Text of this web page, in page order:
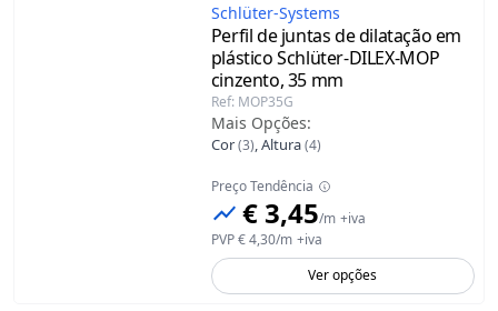
Schlüter-Systems
Perfil de juntas de dilatação em
plástico Schlüter-DILEX-MOP
cinzento, 35 mm
Ref: MOP35G
Mais Opções:
Cor(3),Altura(4)
Preço Tendência
€ 3,45/m +iva
PVP€ 4,30/m +iva
Ver opções